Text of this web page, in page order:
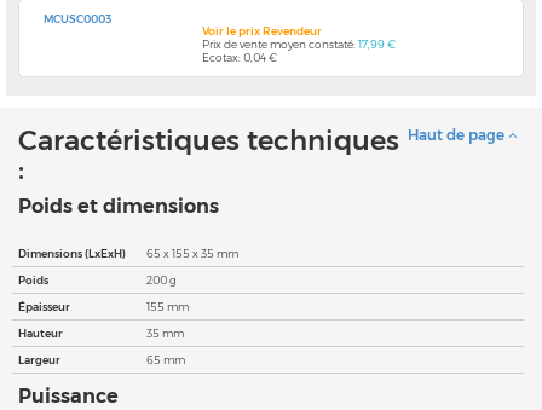
MCUSC0003
Voir le prix Revendeur
Prix de vente moyen constaté:17,99 €
Ecotax: 0,04 €
Haut de page
Caractéristiques techniques
:
Poids et dimensions
Dimensions (LxExH)
65 x 155 x 35 mm
Poids
200 g
Épaisseur
155 mm
Hauteur
35 mm
Largeur
65 mm
Puissance